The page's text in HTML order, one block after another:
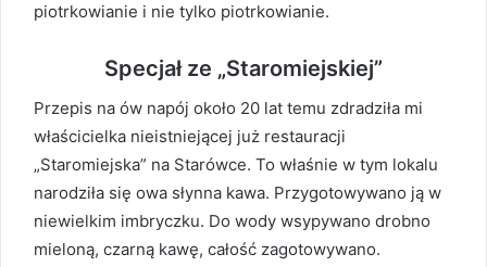
piotrkowianie i nie tylko piotrkowianie.
Specjał ze „Staromiejskiej”
Przepis na ów napój około 20 lat temu zdradziła mi
właścicielka nieistniejącej już restauracji
„Staromiejska” na Starówce. To właśnie w tym lokalu
narodziła się owa słynna kawa. Przygotowywano ją w
niewielkim imbryczku. Do wody wsypywano drobno
mieloną, czarną kawę, całość zagotowywano.